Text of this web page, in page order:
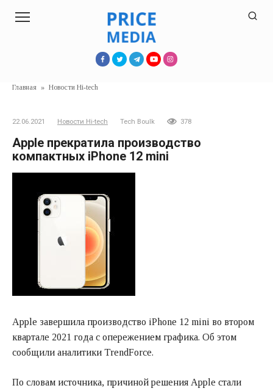
Главная » Новости Hi-tech
22.06.2021 Новости Hi-tech Tech Boulk 378
Apple прекратила производство
компактных iPhone 12 mini
Apple завершила производство iPhone 12 mini во втором
квартале 2021 года с опережением графика. Об этом
сообщили аналитики TrendForce.
По словам источника, причиной решения Apple стали